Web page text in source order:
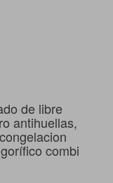
de libre
antihuellas,
combi